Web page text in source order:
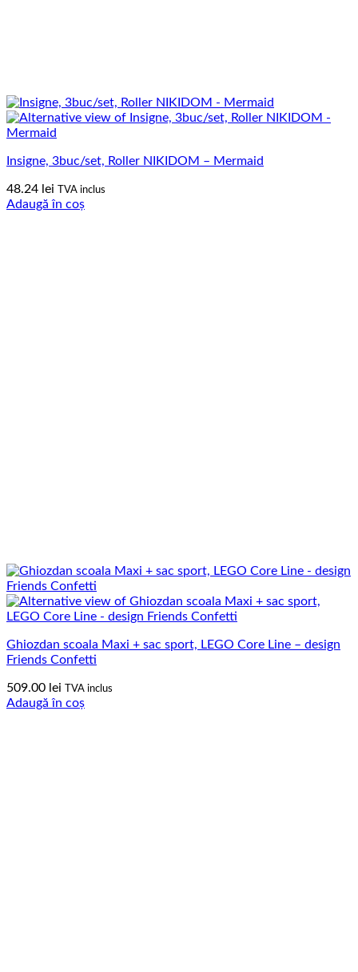
Insigne, 3buc/set, Roller NIKIDOM – Mermaid
48.24 lei TVA inclus
Adaugă în coș
Ghiozdan scoala Maxi + sac sport, LEGO Core Line – design
Friends Confetti
509.00 lei TVA inclus
Adaugă în coș